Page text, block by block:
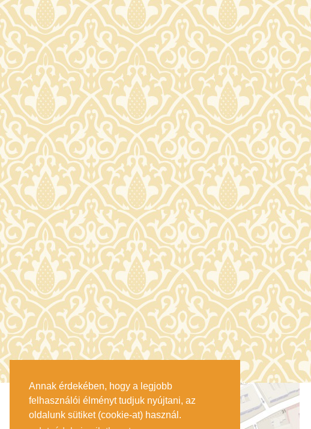
Annak érdekében, hogy a legjobb
felhasználói élményt tudjuk nyújtani, az
oldalunk sütiket (cookie-at) használ.